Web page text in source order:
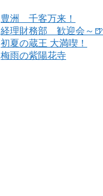
豊洲 千客万来！
経理財務部 歓迎会～🍺
初夏の蔵王 大満喫！
梅雨の紫陽花寺